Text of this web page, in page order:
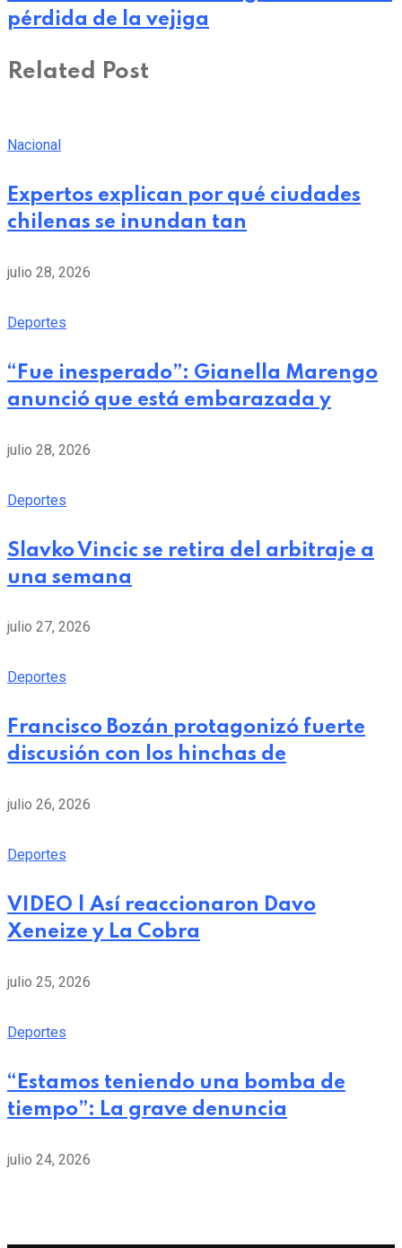
pérdida de la vejiga
Related Post
Nacional
Expertos explican por qué ciudades
chilenas se inundan tan
julio 28, 2026
Deportes
“Fue inesperado”: Gianella Marengo
anunció que está embarazada y
julio 28, 2026
Deportes
Slavko Vincic se retira del arbitraje a
una semana
julio 27, 2026
Deportes
Francisco Bozán protagonizó fuerte
discusión con los hinchas de
julio 26, 2026
Deportes
VIDEO | Así reaccionaron Davo
Xeneize y La Cobra
julio 25, 2026
Deportes
“Estamos teniendo una bomba de
tiempo”: La grave denuncia
julio 24, 2026